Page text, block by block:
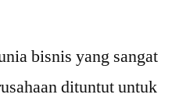
bisnis yang sangat
dituntut untuk